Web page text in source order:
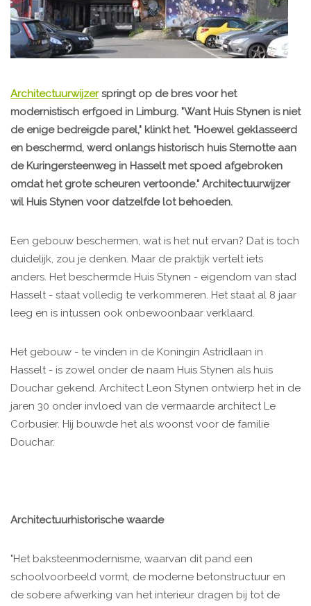
Architectuurwijzerspringt op de bres voor het
modernistisch erfgoed in Limburg. "Want Huis Stynen is niet
de enige bedreigde parel," klinkt het. "Hoewel geklasseerd
en beschermd, werd onlangs historisch huis Sternotte aan
de Kuringersteenweg in Hasselt met spoed afgebroken
omdat het grote scheuren vertoonde." Architectuurwijzer
wil Huis Stynen voor datzelfde lot behoeden.
Een gebouw beschermen, wat is het nut ervan? Dat is toch
duidelijk, zou je denken. Maar de praktijk vertelt iets
anders. Het beschermde Huis Stynen - eigendom van stad
Hasselt - staat volledig te verkommeren. Het staat al 8 jaar
leeg en is intussen ook onbewoonbaar verklaard.
Het gebouw - te vinden in de Koningin Astridlaan in
Hasselt - is zowel onder de naam Huis Stynen als huis
Douchar gekend. Architect Leon Stynen ontwierp het in de
jaren 30 onder invloed van de vermaarde architect Le
Corbusier. Hij bouwde het als woonst voor de familie
Douchar.
Architectuurhistorische waarde
"Het baksteenmodernisme, waarvan dit pand een
schoolvoorbeeld vormt, de moderne betonstructuur en
de sobere afwerking van het interieur dragen bij tot de